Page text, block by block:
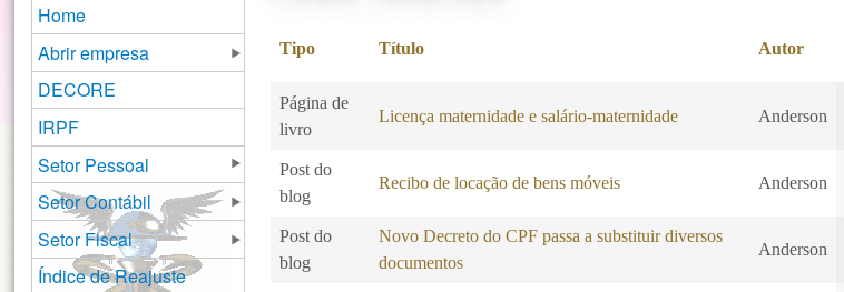
Tipo Título Autor
Página de
livro
Licença maternidade e salário-maternidade Anderson
Post do
blog
Recibo de locação de bens móveis Anderson
Post do
blog
Novo Decreto do CPF passa a substituir diversos
documentos
Anderson
Home
Abrir empresa
DECORE
IRPF
Setor Pessoal
Setor Contábil
Setor Fiscal
Índice de Reajuste